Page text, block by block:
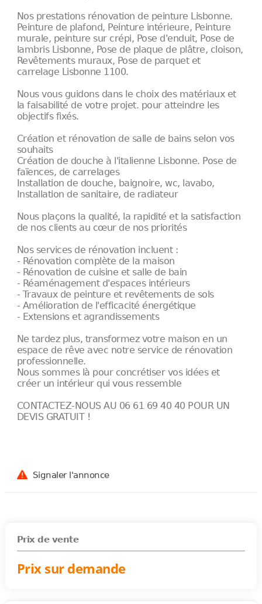
Nos prestations rénovation de peinture Lisbonne.
Peinture de plafond, Peinture intérieure, Peinture
murale, peinture sur crépi, Pose d'enduit, Pose de
lambris Lisbonne, Pose de plaque de plâtre, cloison,
Revêtements muraux, Pose de parquet et
carrelage Lisbonne 1100.
Nous vous guidons dans le choix des matériaux et
la faisabilité de votre projet. pour atteindre les
objectifs fixés.
Création et rénovation de salle de bains selon vos
souhaits
Création de douche à l'italienne Lisbonne. Pose de
faïences, de carrelages
Installation de douche, baignoire, wc, lavabo,
Installation de sanitaire, de radiateur
Nous plaçons la qualité, la rapidité et la satisfaction
de nos clients au cœur de nos priorités
Nos services de rénovation incluent :
- Rénovation complète de la maison
- Rénovation de cuisine et salle de bain
- Réaménagement d'espaces intérieurs
- Travaux de peinture et revêtements de sols
- Amélioration de l'efficacité énergétique
- Extensions et agrandissements
Ne tardez plus, transformez votre maison en un
espace de rêve avec notre service de rénovation
professionnelle.
Nous sommes là pour concrétiser vos idées et
créer un intérieur qui vous ressemble
CONTACTEZ-NOUS AU 06 61 69 40 40 POUR UN
DEVIS GRATUIT !
Signaler l'annonce
Prix de vente
Prix sur demande